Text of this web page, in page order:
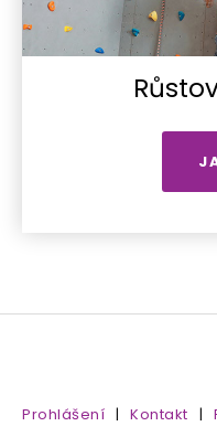
Prohlášení | Kontakt |